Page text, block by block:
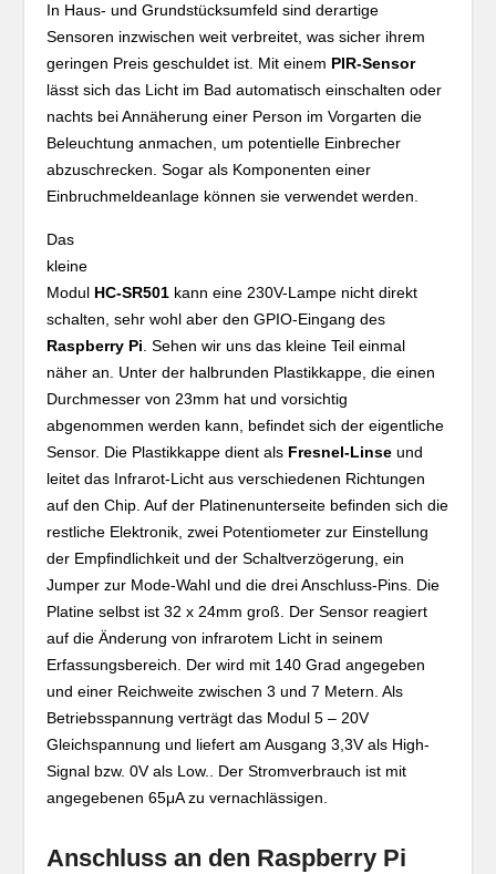
In Haus- und Grundstücksumfeld sind derartige
Sensoren inzwischen weit verbreitet, was sicher ihrem
geringen Preis geschuldet ist. Mit einem PIR-Sensor
lässt sich das Licht im Bad automatisch einschalten oder
nachts bei Annäherung einer Person im Vorgarten die
Beleuchtung anmachen, um potentielle Einbrecher
abzuschrecken. Sogar als Komponenten einer
Einbruchmeldeanlage können sie verwendet werden.
Das
kleine
Modul HC-SR501 kann eine 230V-Lampe nicht direkt
schalten, sehr wohl aber den GPIO-Eingang des
Raspberry Pi. Sehen wir uns das kleine Teil einmal
näher an. Unter der halbrunden Plastikkappe, die einen
Durchmesser von 23mm hat und vorsichtig
abgenommen werden kann, befindet sich der eigentliche
Sensor. Die Plastikkappe dient als Fresnel-Linse und
leitet das Infrarot-Licht aus verschiedenen Richtungen
auf den Chip. Auf der Platinenunterseite befinden sich die
restliche Elektronik, zwei Potentiometer zur Einstellung
der Empfindlichkeit und der Schaltverzögerung, ein
Jumper zur Mode-Wahl und die drei Anschluss-Pins. Die
Platine selbst ist 32 x 24mm groß. Der Sensor reagiert
auf die Änderung von infrarotem Licht in seinem
Erfassungsbereich. Der wird mit 140 Grad angegeben
und einer Reichweite zwischen 3 und 7 Metern. Als
Betriebsspannung verträgt das Modul 5 – 20V
Gleichspannung und liefert am Ausgang 3,3V als High-
Signal bzw. 0V als Low.. Der Stromverbrauch ist mit
angegebenen 65μA zu vernachlässigen.
Anschluss an den Raspberry Pi